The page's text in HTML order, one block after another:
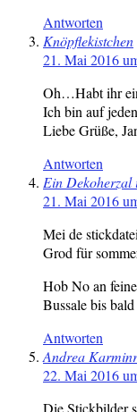
Antworten
Knöpflekistchen
21. Mai 2016
Oh…Habt ihr
Ich bin auf
Liebe Grüße,
Antworten
Ein Dekoherzal
21. Mai 2016
Mei de
Grod für
Hob No an
Bussale bis
Antworten
Andrea
22. Mai 2016